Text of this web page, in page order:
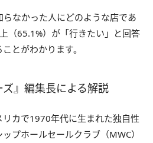
なかった人にどのような店であ
（65.1%）が「行きたい」と回答
とがわかります。
ズ』編集長による解説
カで1970年代に生まれた独自性
プホールセールクラブ（MWC）